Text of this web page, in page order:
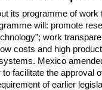
its programme of work
will: promote
work
costs and high
Mexico
facilitate the approval
of earlier